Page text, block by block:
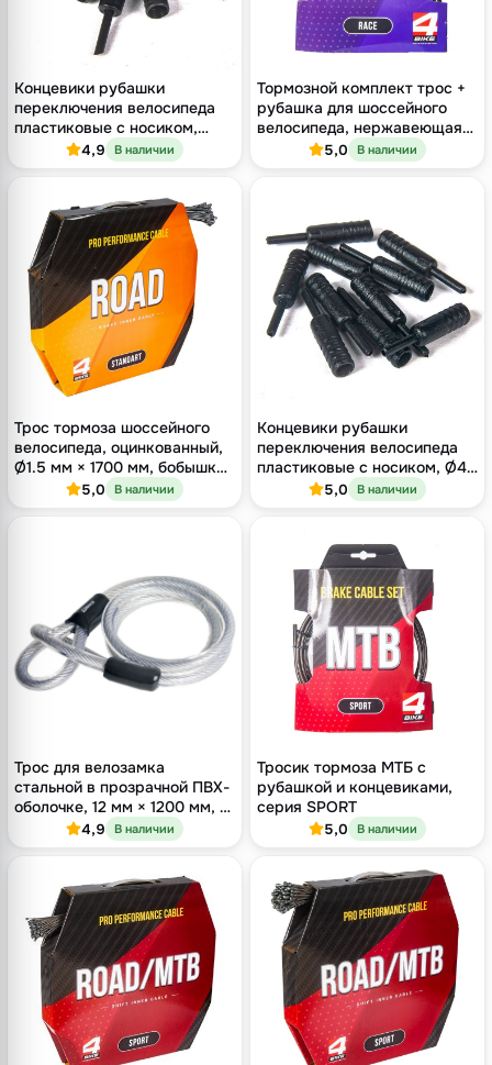
Концевики рубашки
переключения велосипеда
пластиковые с носиком,
Ø4.5 мм, упаковка 200 штук
4,9 В наличии
Тормозной комплект трос +
рубашка для шоссейного
велосипеда, нержавеющая
сталь 1.5 мм, рубашка 5 мм,
серия Road Race
5,0 В наличии
Трос тормоза шоссейного
велосипеда, оцинкованный,
Ø1.5 мм × 1700 мм, бобышка
Shimano, бухта 100 шт
5,0 В наличии
Концевики рубашки
переключения велосипеда
пластиковые с носиком, Ø4
мм, 200 штук в банке
5,0 В наличии
Трос для велозамка
стальной в прозрачной ПВХ-
оболочке, 12 мм × 1200 мм, с
двумя петлями
4,9 В наличии
Тросик тормоза МТБ с
рубашкой и концевиками,
серия SPORT
5,0 В наличии